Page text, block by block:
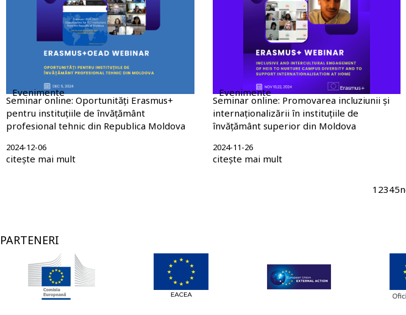
Evenimente
Seminar online: Oportunități Erasmus+
pentru instituțiile de învățământ
profesional tehnic din Republica Moldova
2024-12-06
citește mai mult
Evenimente
Seminar online: Promovarea incluziunii și
internaționalizării în instituțiile de
învățământ superior din Moldova
2024-11-26
citește mai mult
pagina
1 2345
PARTENERI